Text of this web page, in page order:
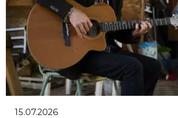
15.07.2026